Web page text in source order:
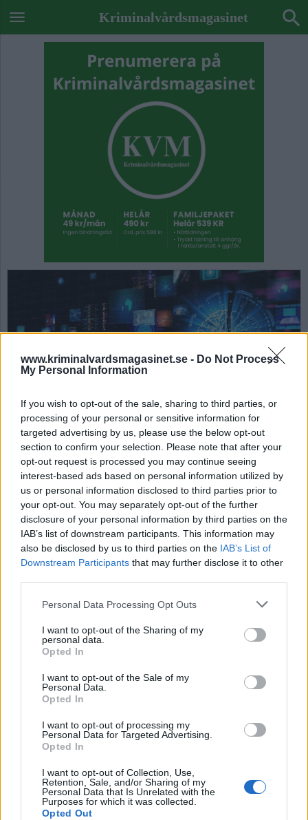
www.kriminalvardsmagasinet.se - Do Not Process
My Personal Information
If you wish to opt-out of the sale, sharing to third parties, or
processing of your personal or sensitive information for
targeted advertising by us, please use the below opt-out
section to confirm your selection. Please note that after your
opt-out request is processed you may continue seeing
interest-based ads based on personal information utilized by
us or personal information disclosed to third parties prior to
your opt-out. You may separately opt-out of the further
disclosure of your personal information by third parties on the
IAB’s list of downstream participants. This information may
also be disclosed by us to third parties on the IAB’s List of
Downstream Participants that may further disclose it to other
Personal Data Processing Opt Outs
I want to opt-out of the Sharing of my
personal data.
Opted In
I want to opt-out of the Sale of my
Personal Data.
Opted In
I want to opt-out of processing my
Personal Data for Targeted Advertising.
Opted In
I want to opt-out of Collection, Use,
Retention, Sale, and/or Sharing of my
Personal Data that Is Unrelated with the
Purposes for which it was collected.
Opted Out
Kriminalvårdsmagasinet
Kriminalvården
digitaliseras
Av Rahma Khalifa 2025-09-20
Kriminalvården står inför en av sina största
moderniseringar på decennier. Genom
satsningen Digi:klient ska digitala verktyg
införas i landets anstalter och häkten för att
personal och intagna. Men vad innebär det i
praktiken och vilka risker finns när
fängelsemiljön blir allt mer digital?
Börja prenumerera för att läsa detta innehåll.
Username or E-mail
Password
Remember Me